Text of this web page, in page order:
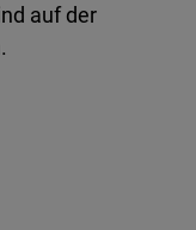
auf der